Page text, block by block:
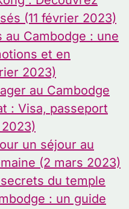
(11 février 2023)
au Cambodge : une
et en
2023)
au Cambodge
: Visa, passeport
un séjour au
(2 mars 2023)
du temple
: un guide